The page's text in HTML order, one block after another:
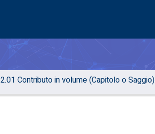
2.01 Contributo in volume (Capitolo o Saggio)